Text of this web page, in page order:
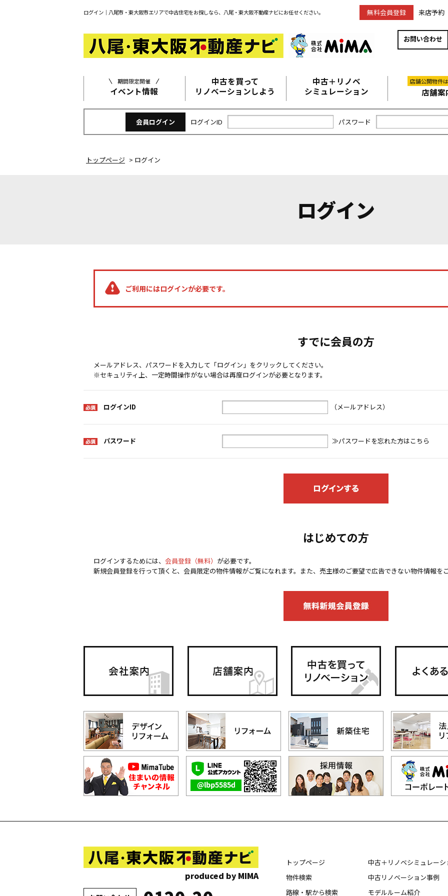
ログイン｜八尾市・東大阪市エリアで中古住宅をお探しなら、八尾・東大阪不動産ナビにお任せください。 無料会員登録 来店予約
お問い合わせ
期間限定開催
イベント情報
中古を買って
リノベーションしよう
中古＋リノベ
シミュレーション
店舗公開物件
店舗案
会員ログイン ログインID パスワード
トップページ > ログイン
ログイン
ご利用にはログインが必要です。
すでに会員の方
メールアドレス、パスワードを入力して「ログイン」をクリックしてください。
※セキュリティ上、一定時間操作がない場合は再度ログインが必要となります。
ログインID （メールアドレス）
パスワード ≫パスワードを忘れた方はこちら
はじめての方
ログインするためには、 会員登録（無料） が必要です。
新規会員登録を行って頂くと、会員限定の物件情報がご覧になれます。また、売主様のご要望で広告できない物件情報を
produced by MIMA
トップページ
物件検索
路線・駅から検索
中古＋リノベシミュレーシ
中古リノベーション事例
モデルルーム紹介